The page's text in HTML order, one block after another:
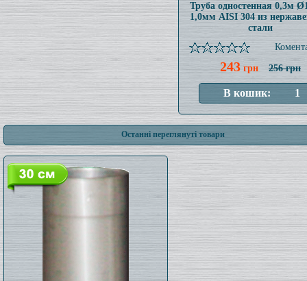
Труба одностенная 0,3м
1,0мм AISI 304 из
стали
243 грн 256 грн
Останні переглянуті товари